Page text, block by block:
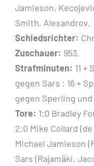
Jamieson,
Smith, Alexandrov.
Schiedsrichter:
Zuschauer: 953.
Strafminuten: 11
gegen Sars : 16 +
gegen Sperling und
Tore: 1:0 Bradley
2:0 Mike Collard (de
Michael Jamieson
Sars (Rajamäki,